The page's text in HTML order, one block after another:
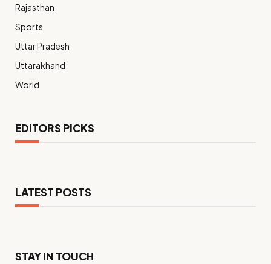
Rajasthan
Sports
Uttar Pradesh
Uttarakhand
World
EDITORS PICKS
LATEST POSTS
STAY IN TOUCH